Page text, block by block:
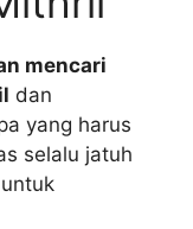
mencari
dan
yang harus
selalu jatuh